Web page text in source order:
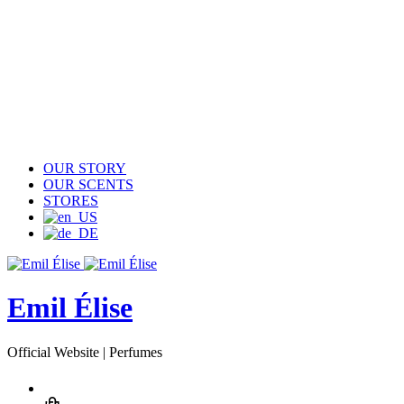
OUR STORY
OUR SCENTS
STORES
Emil Élise
Official Website | Perfumes